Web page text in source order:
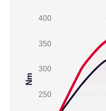
400
350
300
250
Nm